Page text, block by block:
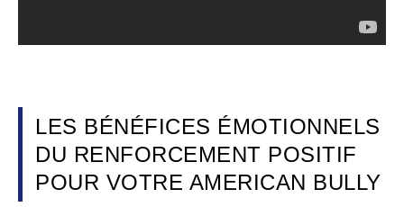
LES BÉNÉFICES ÉMOTIONNELS
DU RENFORCEMENT POSITIF
POUR VOTRE AMERICAN BULLY